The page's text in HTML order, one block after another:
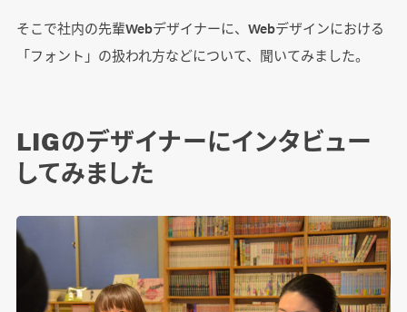
そこで社内の先輩Webデザイナーに、Webデザインにおける
「フォント」の扱われ方などについて、聞いてみました。
LIGのデザイナーにインタビュー
してみました